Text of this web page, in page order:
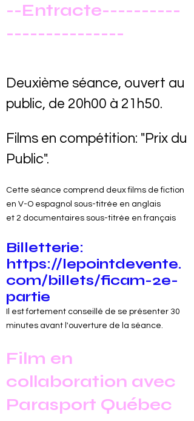
--Entracte----------
---------------
Deuxième séance, ouvert au
public, de 20h00 à 21h50.
Films en compétition: "Prix du
Public".
Cette séance comprend deux films de fiction
en V-O espagnol sous-titrée en anglais
et 2 documentaires sous-titrée en français
Billetterie:
https://lepointdevente.
com/billets/ficam-2e-
partie
Il est fortement conseillé de se présenter 30
minutes avant l'ouverture de la séance.
Film en
collaboration avec
Parasport Québec